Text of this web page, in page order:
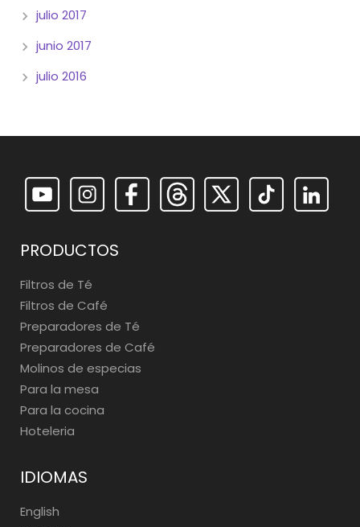
julio 2017
junio 2017
julio 2016
PRODUCTOS
Filtros de Té
Filtros de Café
Preparadores de Té
Preparadores de Café
Molinos de especias
Para la mesa
Para la cocina
Hoteleria
IDIOMAS
English